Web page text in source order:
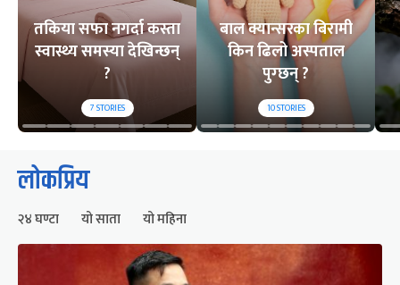
तकिया सफा नगर्दा कस्ता
स्वास्थ्य समस्या देखिन्छन्
?
7STORIES
बाल क्यान्सरका बिरामी
किन ढिलो अस्पताल
पुग्छन् ?
10STORIES
लोकप्रिय
२४ घण्टा यो साता यो महिना